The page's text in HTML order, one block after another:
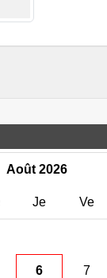
Août 2026
Je Ve
6 7